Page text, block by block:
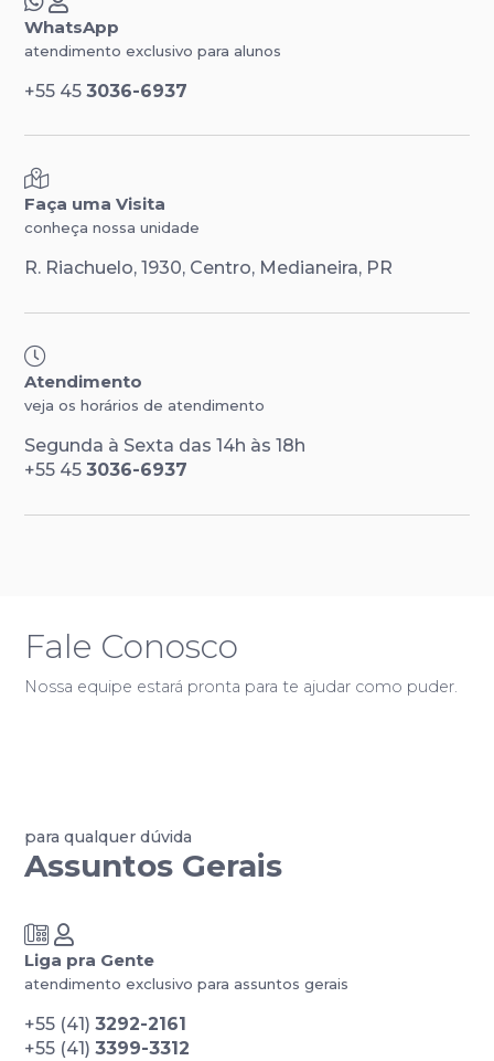
WhatsApp
atendimento exclusivo para alunos
+55 45 3036-6937
Faça uma Visita
conheça nossa unidade
R. Riachuelo, 1930, Centro, Medianeira, PR
Atendimento
veja os horários de atendimento
Segunda à Sexta das 14h às 18h
+55 45 3036-6937
Fale Conosco
Nossa equipe estará pronta para te ajudar como puder.
para qualquer dúvida
Assuntos Gerais
Liga pra Gente
atendimento exclusivo para assuntos gerais
+55 (41) 3292-2161
+55 (41) 3399-3312